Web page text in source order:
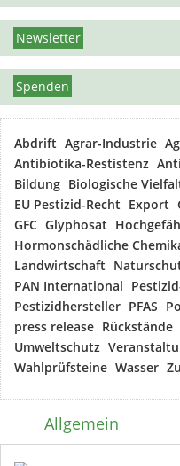
Newsletter
Spenden
Abdrift Agrar-Industrie
Antibiotika-Restistenz
Bildung Biologische
EU Pestizid-Recht Export
GFC Glyphosat
Hormonschädliche
Landwirtschaft
PAN International
Pestizidhersteller PFAS
press release Rückstände
Umweltschutz
Wahlprüfsteine Wasser
Allgemein